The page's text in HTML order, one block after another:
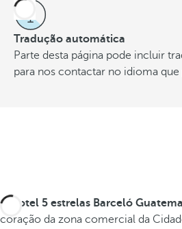
Tradução automática
Parte desta página pode incluir
para nos contactar no idioma que
O hotel 5 estrelas Barceló
coração da zona comercial da